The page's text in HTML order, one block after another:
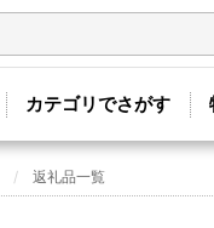
カテゴリでさがす
返礼品一覧